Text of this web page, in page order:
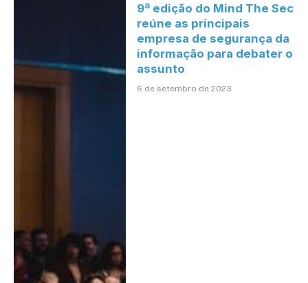
9ª edição do Mind The Sec
reúne as principais
empresa de segurança da
informação para debater o
assunto
6 de setembro de 2023